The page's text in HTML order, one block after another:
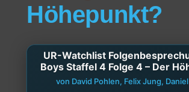
Höhepunkt?
UR-Watchlist
Boys Staffel 4 Folge 4 – Der
von David Pohlen, Felix Jung,